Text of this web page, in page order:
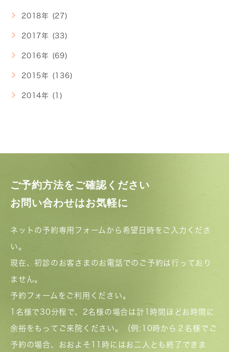
2018年 (27)
2017年 (33)
2016年 (69)
2015年 (136)
2014年 (1)
ご予約方法をご確認ください
お問い合わせはお気軽に
ネットの予約専用フォームから希望日時をご入力くださ
い。
現在、初診のお客さまのお電話でのご予約は行っており
ません。
予約フォームをご利用ください。
1名様で30分程で、2名様の場合は計1時間ほどお時間に
余裕をもってご来院ください。（例:10時から２名様でご
予約の場合、おおよそ11時にはお二人とも終了できま